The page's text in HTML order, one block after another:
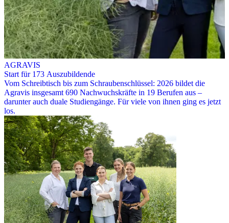
AGRAVIS
Start für 173 Auszubildende
Vom Schreibtisch bis zum Schraubenschlüssel: 2026 bildet die
Agravis insgesamt 690 Nachwuchskräfte in 19 Berufen aus –
darunter auch duale Studiengänge. Für viele von ihnen ging es jetzt
los.